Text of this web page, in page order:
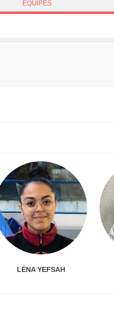
ÉQUIPES
LÉNA YEFSAH